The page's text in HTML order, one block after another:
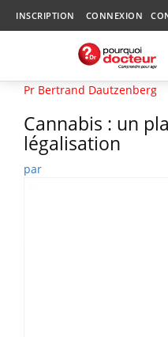
INSCRIPTION CONNEXION
Pr Bertrand Dautzenberg
Cannabis : un
légalisation
par